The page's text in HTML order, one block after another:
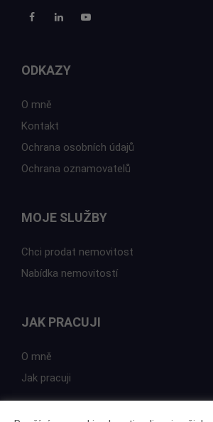
ODKAZY
O mně
Kontakt
Ochrana osobních údajů
Ochrana oznamovatelů
MOJE SLUŽBY
Chci prodat nemovitost
Nabídka nemovitostí
JAK PRACUJI
O mně
Jak pracuji